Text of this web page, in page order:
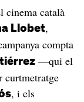
cinema català
Llobet,
compta
—qui el
curtmetratge
, i els